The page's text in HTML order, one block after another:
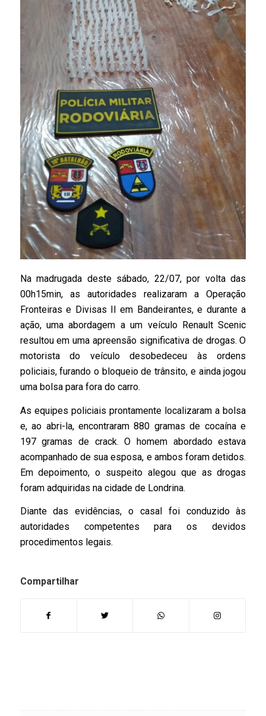
Na madrugada deste sábado, 22/07, por volta das
00h15min, as autoridades realizaram a Operação
Fronteiras e Divisas II em Bandeirantes, e durante a
ação, uma abordagem a um veículo Renault Scenic
resultou em uma apreensão significativa de drogas. O
motorista do veículo desobedeceu às ordens
policiais, furando o bloqueio de trânsito, e ainda jogou
uma bolsa para fora do carro.
As equipes policiais prontamente localizaram a bolsa
e, ao abri-la, encontraram 880 gramas de cocaína e
197 gramas de crack. O homem abordado estava
acompanhado de sua esposa, e ambos foram detidos.
Em depoimento, o suspeito alegou que as drogas
foram adquiridas na cidade de Londrina.
Diante das evidências, o casal foi conduzido às
autoridades competentes para os devidos
procedimentos legais.
Compartilhar